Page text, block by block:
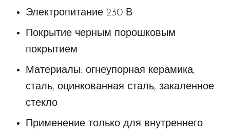
Электропитание 230 В
Покрытие черным порошковым
покрытием
Материалы: огнеупорная керамика,
сталь, оцинкованная сталь, закаленное
стекло
Применение только для внутреннего